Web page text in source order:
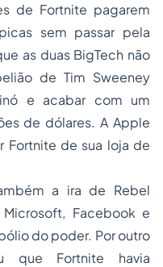
de Fortnite pagarem
sem passar pela
as duas BigTech não
de Tim Sweeney
e acabar com um
de dólares. A Apple
Fortnite de sua loja de
a ira de Rebel
Facebook e
do poder. Por outro
que Fortnite havia